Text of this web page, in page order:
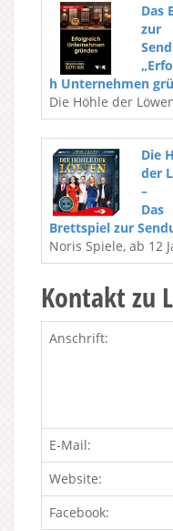
Das
zur
h Unternehmen
Die Höhle der
Die
der
–
Das
Brettspiel zur
Noris Spiele, ab 12
Kontakt zu
Anschrift:
E-Mail:
Website:
Facebook: